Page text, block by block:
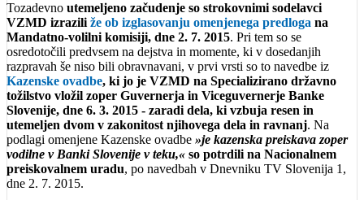
Tozadevno utemeljeno začudenje so strokovnimi sodelavci
VZMD izrazili že ob izglasovanju omenjenega predloga na
Mandatno-volilni komisiji, dne 2. 7. 2015. Pri tem so se
osredotočili predvsem na dejstva in momente, ki v dosedanjih
razpravah še niso bili obravnavani, v prvi vrsti so to navedbe iz
Kazenske ovadbe, ki jo je VZMD na Specializirano državno
tožilstvo vložil zoper Guvernerja in Viceguvernerje Banke
Slovenije, dne 6. 3. 2015 - zaradi dela, ki vzbuja resen in
utemeljen dvom v zakonitost njihovega dela in ravnanj. Na
podlagi omenjene Kazenske ovadbe »je kazenska preiskava zoper
vodilne v Banki Slovenije v teku,« so potrdili na Nacionalnem
preiskovalnem uradu, po navedbah v Dnevniku TV Slovenija 1,
dne 2. 7. 2015.